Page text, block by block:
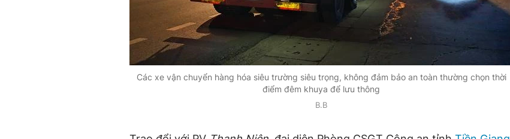
Các xe vận chuyển hàng hóa siêu trường siêu trọng, không đảm bảo an toàn thường chọn thời
điểm đêm khuya để lưu thông
B.B